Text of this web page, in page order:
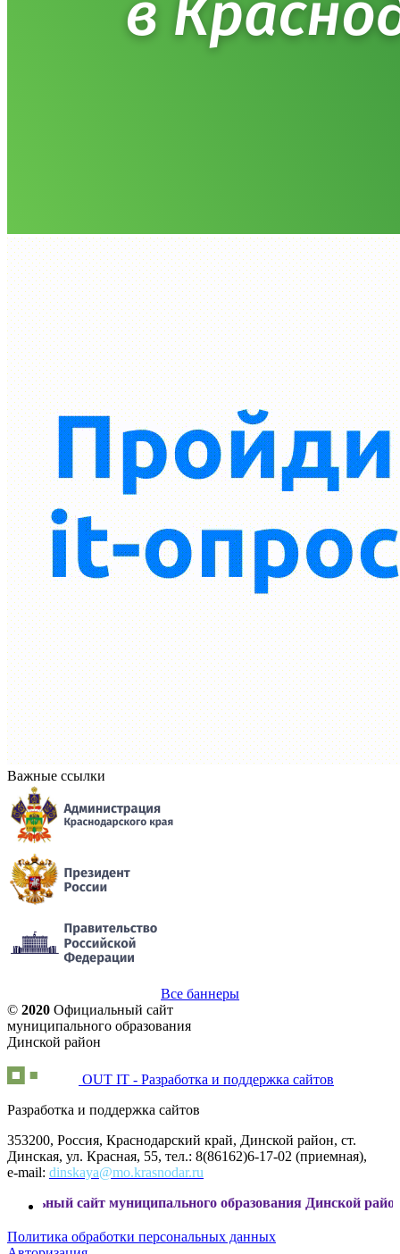
Важные ссылки
Все баннеры
© 2020 Официальный сайт
муниципального образования
Динской район
OUT IT - Разработка и поддержка сайтов
Разработка и поддержка сайтов
353200, Россия, Краснодарский край, Динской район, ст.
Динская, ул. Красная, 55, тел.: 8(86162)6-17-02 (приемная),
e-mail: dinskaya@mo.krasnodar.ru
муниципального образования Динской район
Политика обработки персональных данных